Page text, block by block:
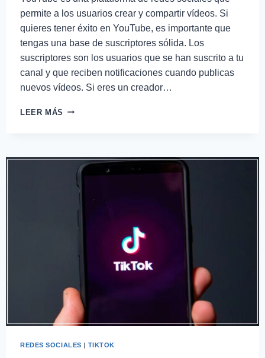
permite a los usuarios crear y compartir vídeos. Si
quieres tener éxito en YouTube, es importante que
tengas una base de suscriptores sólida. Los
suscriptores son los usuarios que se han suscrito a tu
canal y que reciben notificaciones cuando publicas
nuevos vídeos. Si eres un creador…
LEER MÁS
REDES SOCIALES | TIKTOK